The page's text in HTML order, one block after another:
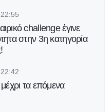
challenge έγινε
στην 3η κατηγορία
τα επόμενα